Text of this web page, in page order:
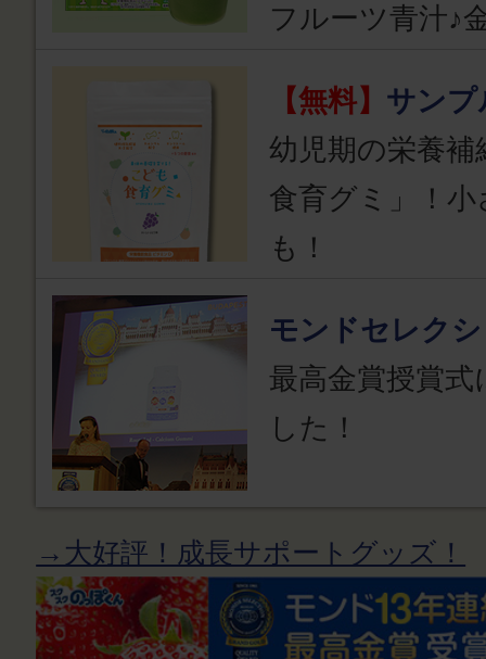
フルーツ青汁♪
【無料】 サンプ
幼児期の栄養
食育グミ」！
も！
モンドセレク
最高金賞授賞
した！
→大好評！成長サポートグッズ！